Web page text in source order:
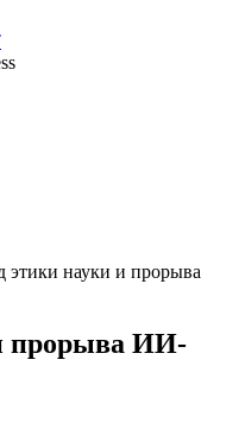
этики науки и прорыва
прорыва ИИ-